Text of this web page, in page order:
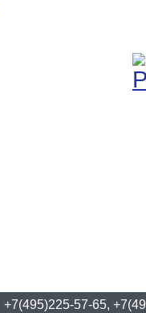
+7(495)225-57-65,